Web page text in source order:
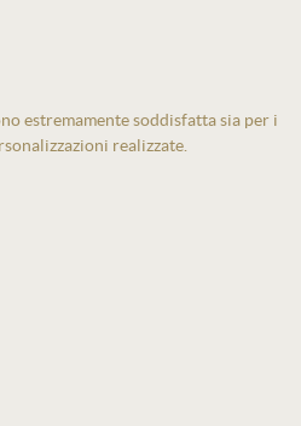
estremamente soddisfatta sia per i
realizzate.